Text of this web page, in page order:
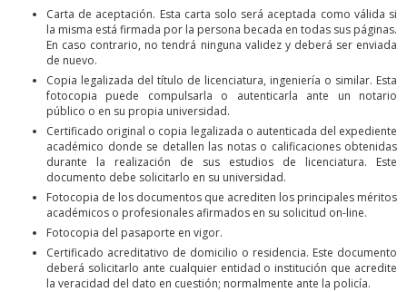
Carta de aceptación. Esta carta solo será aceptada como válida si
la misma está firmada por la persona becada en todas sus páginas.
En caso contrario, no tendrá ninguna validez y deberá ser enviada
de nuevo.
Copia legalizada del título de licenciatura, ingeniería o similar. Esta
fotocopia puede compulsarla o autenticarla ante un notario
público o en su propia universidad.
Certificado original o copia legalizada o autenticada del expediente
académico donde se detallen las notas o calificaciones obtenidas
durante la realización de sus estudios de licenciatura. Este
documento debe solicitarlo en su universidad.
Fotocopia de los documentos que acrediten los principales méritos
académicos o profesionales afirmados en su solicitud on-line.
Fotocopia del pasaporte en vigor.
Certificado acreditativo de domicilio o residencia. Este documento
deberá solicitarlo ante cualquier entidad o institución que acredite
la veracidad del dato en cuestión; normalmente ante la policía.